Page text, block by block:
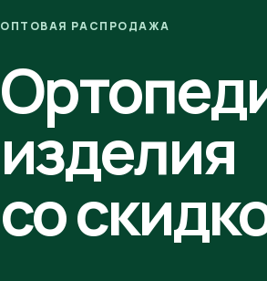
ОПТОВАЯ РАСПРОДАЖА
изделия
со